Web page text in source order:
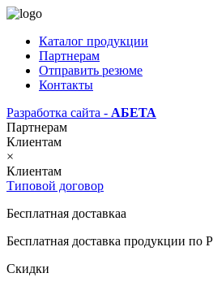
Каталог продукции
Партнерам
Отправить резюме
Контакты
Разработка сайта - АБЕТА
Партнерам
Клиентам
×
Клиентам
Типовой договор
Бесплатная доставкаа
Бесплатная доставка продукции
Скидки